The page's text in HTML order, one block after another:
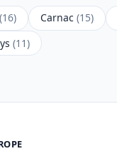
(16) Carnac (15)
(11)